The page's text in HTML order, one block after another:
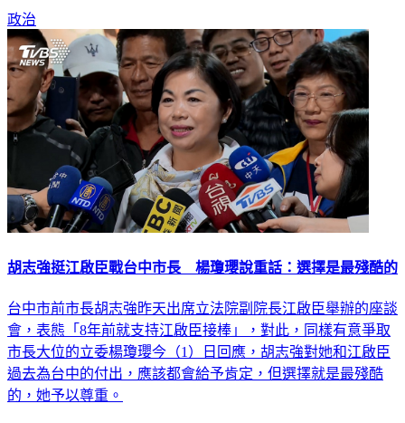
政治
胡志強挺江啟臣戰台中市長 楊瓊瓔說重話：選擇是最殘酷的
台中市前市長胡志強昨天出席立法院副院長江啟臣舉辦的座談
會，表態「8年前就支持江啟臣接棒」，對此，同樣有意爭取
市長大位的立委楊瓊瓔今（1）日回應，胡志強對她和江啟臣
過去為台中的付出，應該都會給予肯定，但選擇就是最殘酷
的，她予以尊重。